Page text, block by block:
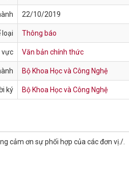
22/10/2019
loại Thông báo
vực Văn bản chính thức
Bộ Khoa Học và Công Nghệ
ký Bộ Khoa Học và Công Nghệ
cảm ơn sự phối hợp của các đơn vị./.